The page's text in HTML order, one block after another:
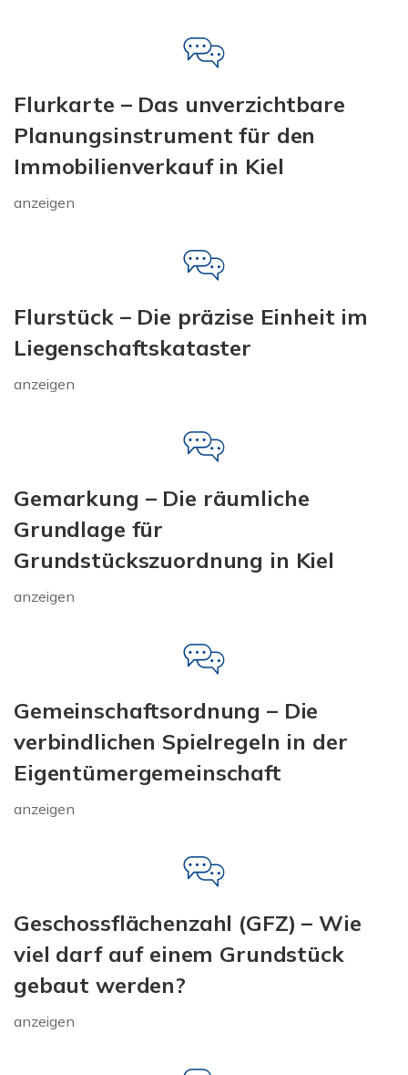
Flurkarte – Das unverzichtbare
Planungsinstrument für den
Immobilienverkauf in Kiel
anzeigen
Flurstück – Die präzise Einheit im
Liegenschaftskataster
anzeigen
Gemarkung – Die räumliche
Grundlage für
Grundstückszuordnung in Kiel
anzeigen
Gemeinschaftsordnung – Die
verbindlichen Spielregeln in der
Eigentümergemeinschaft
anzeigen
Geschossflächenzahl (GFZ) – Wie
viel darf auf einem Grundstück
gebaut werden?
anzeigen